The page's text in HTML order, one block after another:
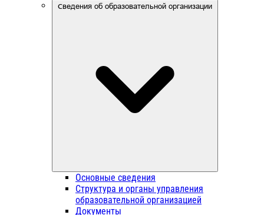
Сведения об образовательной организации
Основные сведения
Структура и органы управления
образовательной организацией
Документы